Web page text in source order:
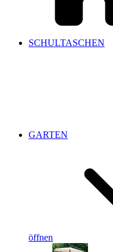
SCHULTASCHEN
GARTEN
öffnen